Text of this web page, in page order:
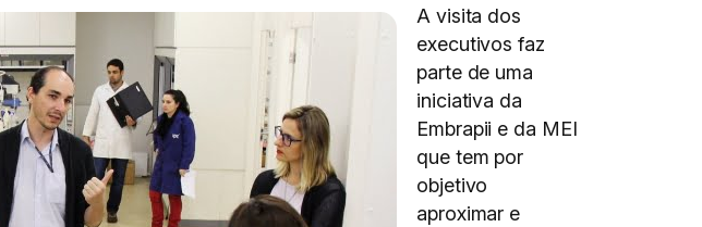
A visita dos
executivos faz
parte de uma
iniciativa da
Embrapii e da MEI
que tem por
objetivo
aproximar e